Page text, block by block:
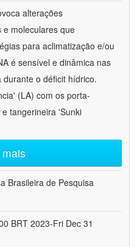
alterações
e moleculares que
para aclimatização e/ou
é sensível e dinâmica nas
o déficit hídrico.
(LA) com os porta-
tangerineira 'Sunki
Brasileira de Pesquisa
BRT 2023-Fri Dec 31